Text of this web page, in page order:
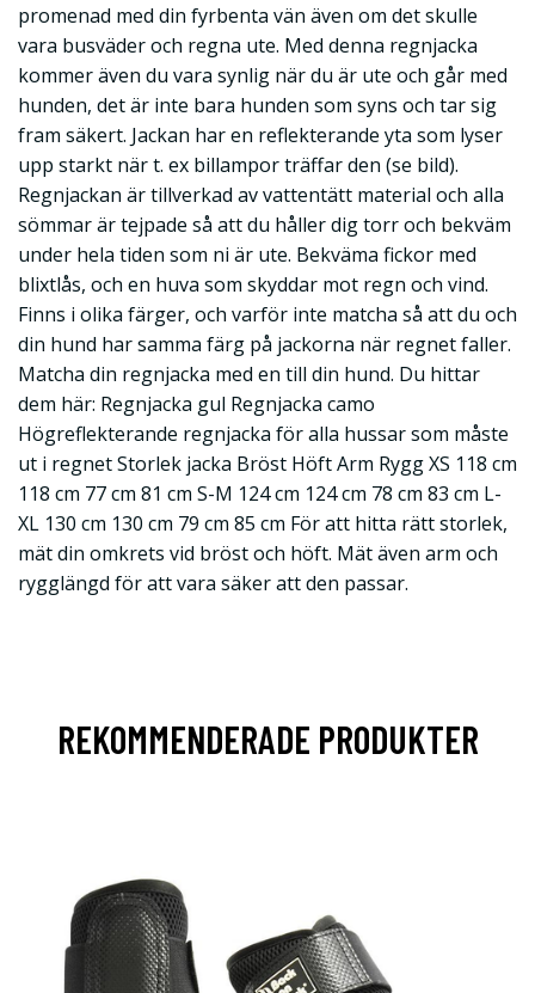
promenad med din fyrbenta vän även om det skulle
vara busväder och regna ute. Med denna regnjacka
kommer även du vara synlig när du är ute och går med
hunden, det är inte bara hunden som syns och tar sig
fram säkert. Jackan har en reflekterande yta som lyser
upp starkt när t. ex billampor träffar den (se bild).
Regnjackan är tillverkad av vattentätt material och alla
sömmar är tejpade så att du håller dig torr och bekväm
under hela tiden som ni är ute. Bekväma fickor med
blixtlås, och en huva som skyddar mot regn och vind.
Finns i olika färger, och varför inte matcha så att du och
din hund har samma färg på jackorna när regnet faller.
Matcha din regnjacka med en till din hund. Du hittar
dem här: Regnjacka gul Regnjacka camo
Högreflekterande regnjacka för alla hussar som måste
ut i regnet Storlek jacka Bröst Höft Arm Rygg XS 118 cm
118 cm 77 cm 81 cm S-M 124 cm 124 cm 78 cm 83 cm L-
XL 130 cm 130 cm 79 cm 85 cm För att hitta rätt storlek,
mät din omkrets vid bröst och höft. Mät även arm och
rygglängd för att vara säker att den passar.
REKOMMENDERADE PRODUKTER